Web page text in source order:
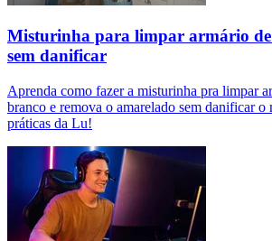
Misturinha para limpar armário
sem danificar
Aprenda como fazer a misturinha pra limpar
branco e remova o amarelado sem danificar o
práticas da Lu!